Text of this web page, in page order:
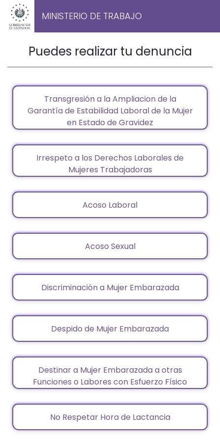
MINISTERIO DE TRABAJO
Puedes realizar tu denuncia
Transgresión a la Ampliacion de la
Garantía de Estabilidad Laboral de la Mujer
en Estado de Gravidez
Irrespeto a los Derechos Laborales de
Mujeres Trabajadoras
Acoso Laboral
Acoso Sexual
Discriminación a Mujer Embarazada
Despido de Mujer Embarazada
Destinar a Mujer Embarazada a otras
Funciones o Labores con Esfuerzo Físico
No Respetar Hora de Lactancia